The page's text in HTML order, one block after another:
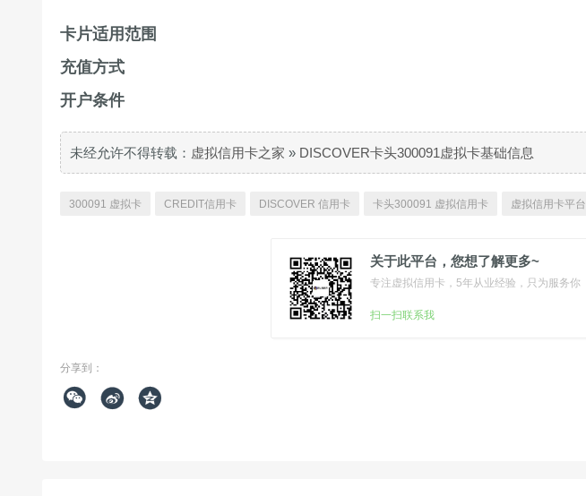
卡片适用范围
充值方式
开户条件
未经允许不得转载： 虚拟信用卡之家 » DISCOVER卡头300091虚拟卡基础信息
300091 虚拟卡 CREDIT信用卡 DISCOVER 信用卡 卡头300091 虚拟信用卡 虚拟信用卡平台
关于此平台，您想了解更多~
专注虚拟信用卡，5年从业经验，只为服务你
扫一扫联系我
分享到：
  